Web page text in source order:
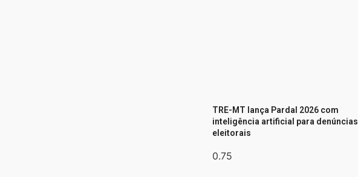
TRE-MT lança Pardal 2026 com
inteligência artificial para denúncias
eleitorais